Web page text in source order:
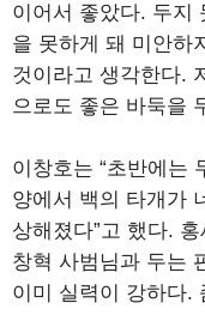
이어서 좋았다. 두지
을 못하게 돼 미안하
것이라고 생각한다.
으로도 좋은 바둑을
이창호는 “초반에는
양에서 백의 타개가
상해졌다”고 했다.
창혁 사범님과 두는
이미 실력이 강하다.